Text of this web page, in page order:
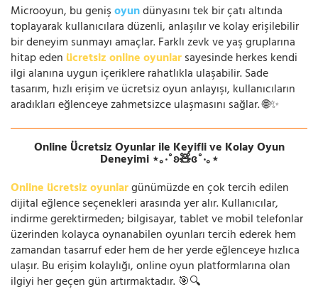
Microoyun, bu genişoyundünyasını tek bir çatı altında
toplayarak kullanıcılara düzenli, anlaşılır ve kolay erişilebilir
bir deneyim sunmayı amaçlar. Farklı zevk ve yaş gruplarına
hitap eden ücretsiz online oyunlarsayesinde herkes kendi
ilgi alanına uygun içeriklere rahatlıkla ulaşabilir. Sade
tasarım, hızlı erişim ve ücretsiz oyun anlayışı, kullanıcıların
aradıkları eğlenceye zahmetsizce ulaşmasını sağlar. 🌐✨
Online Ücretsiz Oyunlar ile Keyifli ve Kolay Oyun
Deneyimi ⋆｡‧˚ʚ🧸ɞ˚‧｡⋆
Online ücretsiz oyunlargünümüzde en çok tercih edilen
dijital eğlence seçenekleri arasında yer alır. Kullanıcılar,
indirme gerektirmeden; bilgisayar, tablet ve mobil telefonlar
üzerinden kolayca oynanabilen oyunları tercih ederek hem
zamandan tasarruf eder hem de her yerde eğlenceye hızlıca
ulaşır. Bu erişim kolaylığı, online oyun platformlarına olan
ilgiyi her geçen gün artırmaktadır. 🎯🔍